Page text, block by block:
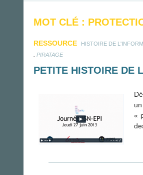
MOT CLÉ :
RESSOURCE HISTOIRE DE
PIRATAGE
PETITE HISTOIRE DE
«